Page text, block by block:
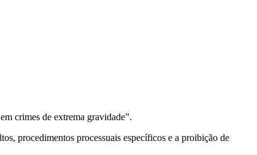
crimes de extrema gravidade”.
procedimentos processuais específicos e a proibição de